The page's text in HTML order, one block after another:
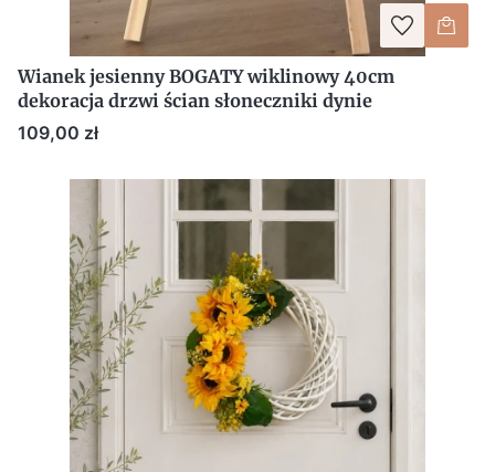
Wianek jesienny BOGATY wiklinowy 40cm
dekoracja drzwi ścian słoneczniki dynie
Cena
109,00 zł